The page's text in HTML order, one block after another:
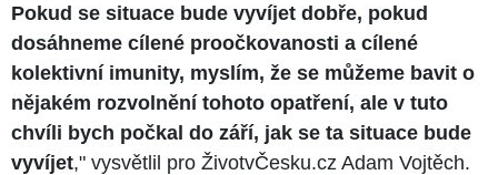
Pokud se situace bude vyvíjet dobře, pokud
dosáhneme cílené proočkovanosti a cílené
kolektivní imunity, myslím, že se můžeme bavit o
nějakém rozvolnění tohoto opatření, ale v tuto
chvíli bych počkal do září, jak se ta situace bude
vyvíjet," vysvětlil pro ŽivotvČesku.cz Adam Vojtěch.